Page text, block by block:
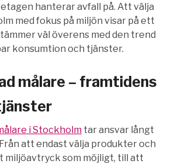
hanterar avfall på. Att välja
med fokus på miljön visar på ett
väl överens med den trend
konsumtion och tjänster.
målare – framtidens
i Stockholm tar ansvar långt
att endast välja produkter och
miljöavtryck som möjligt, till att